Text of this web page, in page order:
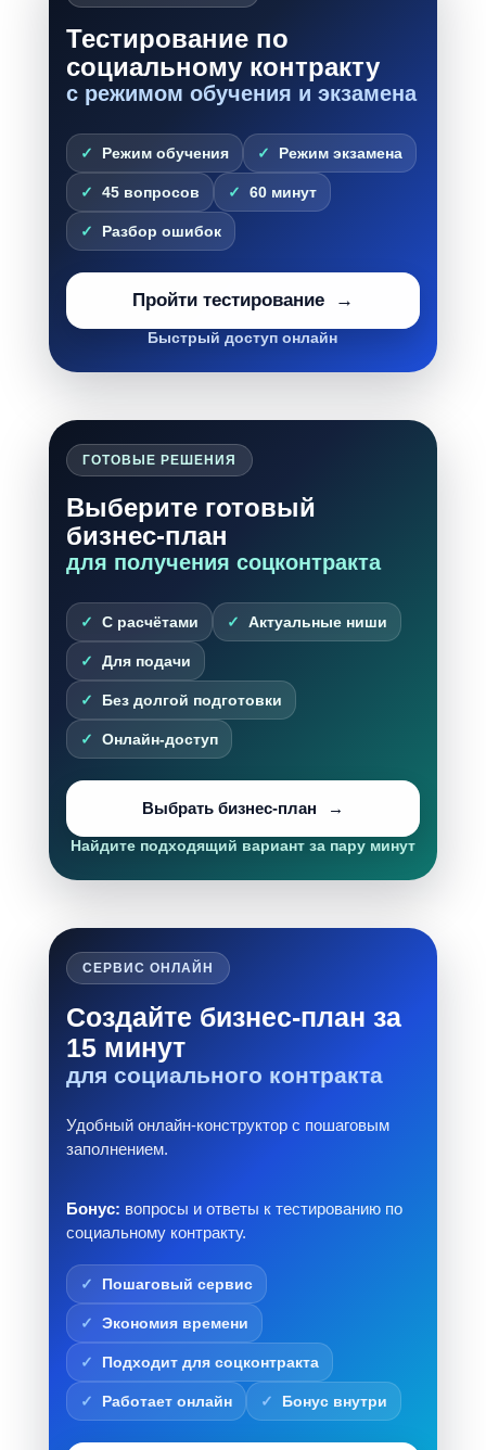
Тестирование по
социальному контракту
с режимом обучения и экзамена
Режим обучения Режим экзамена
45 вопросов 60 минут
Разбор ошибок
Пройти тестирование
Быстрый доступ онлайн
ГОТОВЫЕ РЕШЕНИЯ
Выберите готовый
бизнес-план
для получения соцконтракта
С расчётами Актуальные ниши
Для подачи
Без долгой подготовки
Онлайн-доступ
Выбрать бизнес-план
Найдите подходящий вариант за пару минут
СЕРВИС ОНЛАЙН
Создайте бизнес-план за
15 минут
для социального контракта
Удобный онлайн-конструктор с пошаговым
заполнением.
Бонус: вопросы и ответы к тестированию по
социальному контракту.
Пошаговый сервис
Экономия времени
Подходит для соцконтракта
Работает онлайн Бонус внутри